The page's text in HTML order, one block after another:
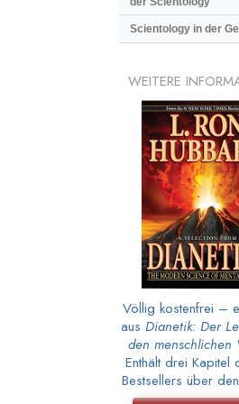
Scientology in der
WEITERE
Völlig kostenfrei –
aus Dianetik: Der
den menschlichen
Enthält drei Kapitel
Bestsellers über